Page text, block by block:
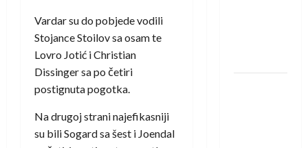
Vardar su do pobjede vodili
Stojance Stoilov sa osam te
Lovro Jotić i Christian
Dissinger sa po četiri
postignuta pogotka.
Na drugoj strani najefikasniji
su bili Sogard sa šest i Joendal